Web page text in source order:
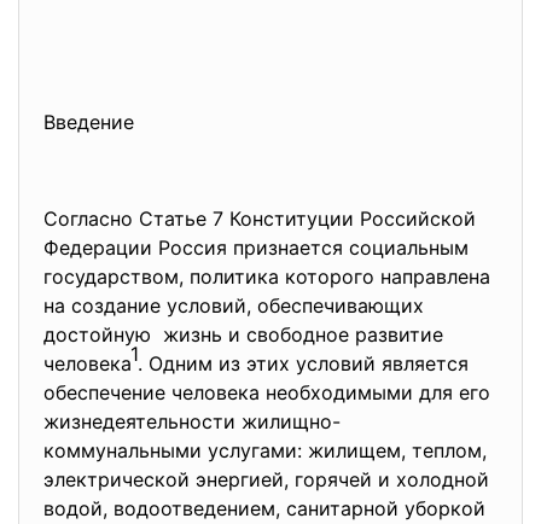
Введение
Согласно Статье 7 Конституции Российской
Федерации Россия признается социальным
государством, политика которого направлена
на создание условий, обеспечивающих
достойную жизнь и свободное развитие
человека1. Одним из этих условий является
обеспечение человека необходимыми для его
жизнедеятельности жилищно-
коммунальными услугами: жилищем, теплом,
электрической энергией, горячей и холодной
водой, водоотведением, санитарной уборкой